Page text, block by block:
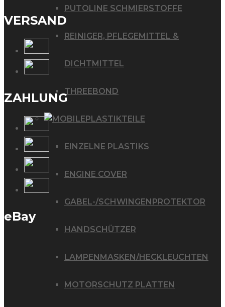
PUTOLINE SCHMIERSTOFFE
REINIGER, PFLEGEMITTEL &
DICHTMITTEL
THREEBOND
PLASTIKTEILE
EINZELNE PLASTIKS
ENGINE COVER
GABEL-/SCHWINGENPROTEKTOR
HANDSCHÜTZER
LAMPENMASKEN/HECKLEUCHTEN
MOTORSCHUTZ PLATTEN
VERSAND
ZAHLUNG
eBay